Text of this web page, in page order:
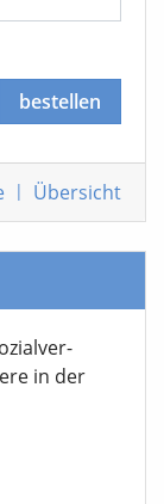
bestellen
| Übersicht
in der